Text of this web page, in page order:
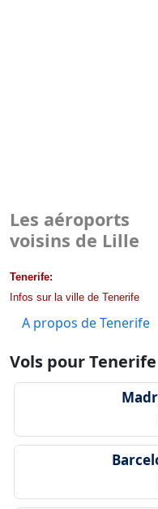
Les aéroports
voisins de Lille
Tenerife:
Infos sur la ville de Tenerife
A propos de Tenerife
Vols pour Tenerife